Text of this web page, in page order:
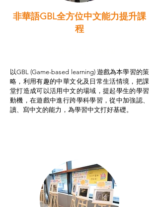
非華語GBL全方位中文能力提升課
程
以GBL (Game-based learning) 遊戲為本學習的策
略，利用有趣的中華文化及日常生活情境，把課
堂打造成可以活用中文的場域，提起學生的學習
動機，在遊戲中進行跨學科學習，從中加強認、
讀、寫中文的能力，為學習中文打好基礎。